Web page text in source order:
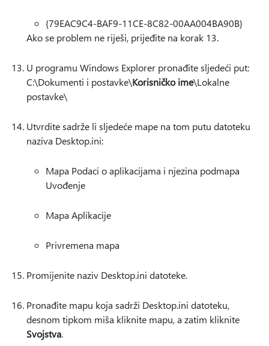
{79EAC9C4-BAF9-11CE-8C82-00AA004BA90B}
Ako se problem ne riješi, prijeđite na korak 13.
U programu Windows Explorer pronađite sljedeći put:
C:\Dokumenti i postavke\Korisničko ime\Lokalne
postavke\
Utvrdite sadrže li sljedeće mape na tom putu datoteku
naziva Desktop.ini:
Mapa Podaci o aplikacijama i njezina podmapa
Uvođenje
Mapa Aplikacije
Privremena mapa
Promijenite naziv Desktop.ini datoteke.
Pronađite mapu koja sadrži Desktop.ini datoteku,
desnom tipkom miša kliknite mapu, a zatim kliknite
Svojstva.